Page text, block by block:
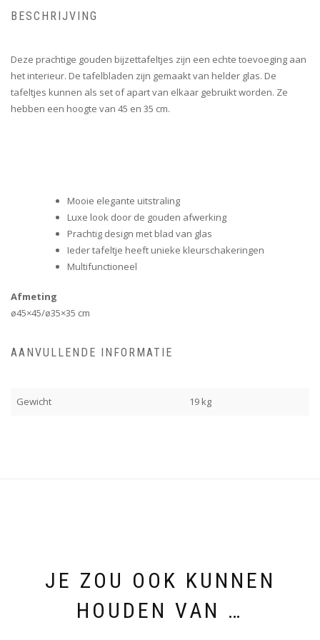
BESCHRIJVING
Deze prachtige gouden bijzettafeltjes zijn een echte toevoeging aan
het interieur. De tafelbladen zijn gemaakt van helder glas. De
tafeltjes kunnen als set of apart van elkaar gebruikt worden. Ze
hebben een hoogte van 45 en 35 cm.
Mooie elegante uitstraling
Luxe look door de gouden afwerking
Prachtig design met blad van glas
Ieder tafeltje heeft unieke kleurschakeringen
Multifunctioneel
Afmeting
ø45×45/ø35×35 cm
AANVULLENDE INFORMATIE
Gewicht 19 kg
JE ZOU OOK KUNNEN
HOUDEN VAN …